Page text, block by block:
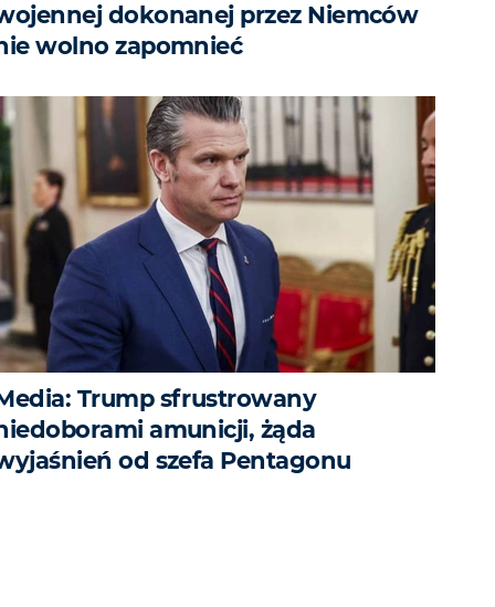
dokonanej przez Niemców
wolno zapomnieć
Trump sfrustrowany
amunicji, żąda
od szefa Pentagonu